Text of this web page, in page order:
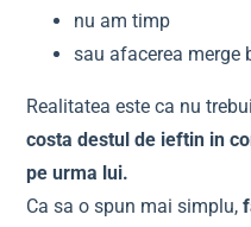
nu am timp
sau afacerea merge
Realitatea este ca nu
costa destul de ieftin in
pe urma lui.
Ca sa o spun mai simplu,